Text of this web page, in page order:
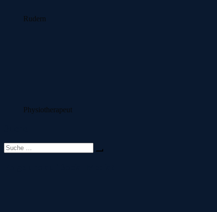
Rudern
Physiotherapeut
Suche
nach: